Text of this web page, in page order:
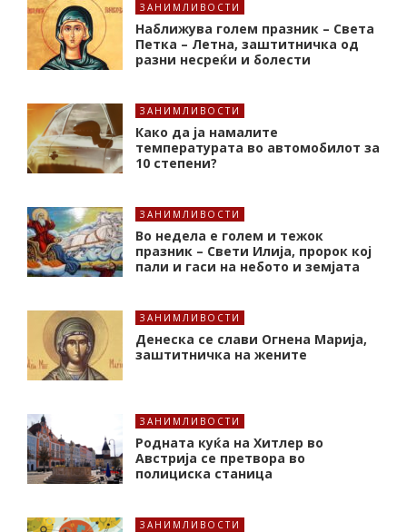
ЗАНИМЛИВОСТИ
Наближува голем празник – Света
Петка – Летна, заштитничка од
разни несреќи и болести
ЗАНИМЛИВОСТИ
Како да ја намалите
температурата во автомобилот за
10 степени?
ЗАНИМЛИВОСТИ
Во недела е голем и тежок
празник – Свети Илија, пророк кој
пали и гаси на небото и земјата
ЗАНИМЛИВОСТИ
Денеска се слави Огнена Марија,
заштитничка на жените
ЗАНИМЛИВОСТИ
Родната куќа на Хитлер во
Австрија се претвора во
полициска станица
ЗАНИМЛИВОСТИ